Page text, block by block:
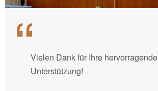
Vielen Dank für Ihre hervorragende
Unterstützung!